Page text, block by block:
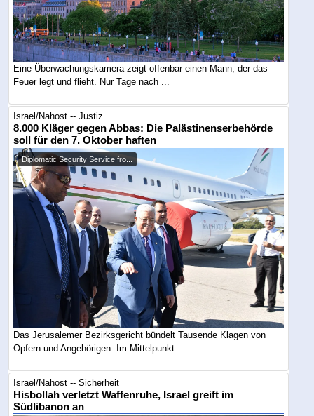
Eine Überwachungskamera zeigt offenbar einen Mann, der das
Feuer legt und flieht. Nur Tage nach ...
Israel/Nahost -- Justiz
8.000 Kläger gegen Abbas: Die Palästinenserbehörde
soll für den 7. Oktober haften
Diplomatic Security Service fro...
Das Jerusalemer Bezirksgericht bündelt Tausende Klagen von
Opfern und Angehörigen. Im Mittelpunkt ...
Israel/Nahost -- Sicherheit
Hisbollah verletzt Waffenruhe, Israel greift im
Südlibanon an